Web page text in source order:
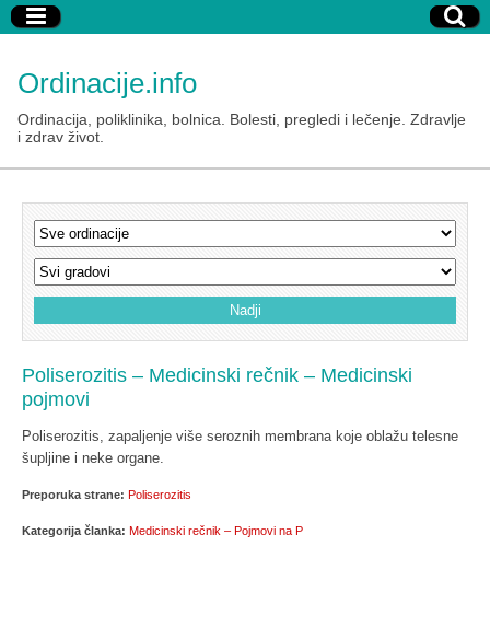
Ordinacije.info
Ordinacija, poliklinika, bolnica. Bolesti, pregledi i lečenje. Zdravlje
i zdrav život.
Poliserozitis – Medicinski rečnik – Medicinski
pojmovi
Poliserozitis, zapaljenje više seroznih membrana koje oblažu telesne
šupljine i neke organe.
Preporuka strane: Poliserozitis
Kategorija članka: Medicinski rečnik – Pojmovi na P